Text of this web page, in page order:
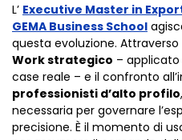
L’ Executive Master in
GEMA Business School
questa evoluzione. Attraverso
Work strategico –
case reale – e il confronto
professionisti d’alto profilo
necessaria per governare
precisione. È il momento di